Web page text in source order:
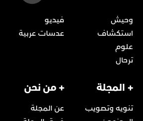
وحيش
استكشاف
علوم
ترحال
فيديو
عدسات عربية
+ المجلة
تنويه وتصويب
+ من نحن
عن المجلة